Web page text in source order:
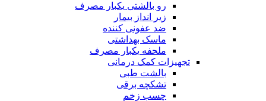
رو بالشتی یکبار مصرف
زیر انداز بیمار
ضد عفونی کننده
ماسک بهداشتی
ملحفه یکبار مصرف
تجهیزات کمک درمانی
بالشت طبی
تشکچه برقی
چسب زخم